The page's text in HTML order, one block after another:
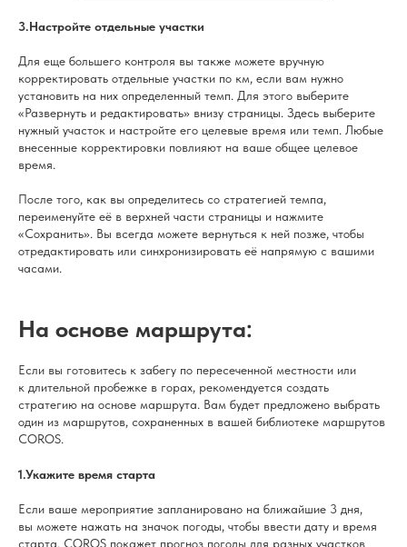
3.Настройте отдельные участки
Для еще большего контроля вы также можете вручную
корректировать отдельные участки по км, если вам нужно
установить на них определенный темп. Для этого выберите
«Развернуть и редактировать» внизу страницы. Здесь выберите
нужный участок и настройте его целевые время или темп. Любые
внесенные корректировки повлияют на ваше общее целевое
время.
После того, как вы определитесь со стратегией темпа,
переименуйте её в верхней части страницы и нажмите
«Сохранить». Вы всегда можете вернуться к ней позже, чтобы
отредактировать или синхронизировать её напрямую с вашими
часами.
На основе маршрута:
Если вы готовитесь к забегу по пересеченной местности или
к длительной пробежке в горах, рекомендуется создать
стратегию на основе маршрута. Вам будет предложено выбрать
один из маршрутов, сохраненных в вашей библиотеке маршрутов
COROS.
1.Укажите время старта
Если ваше мероприятие запланировано на ближайшие 3 дня,
вы можете нажать на значок погоды, чтобы ввести дату и время
старта. COROS покажет прогноз погоды для разных участков